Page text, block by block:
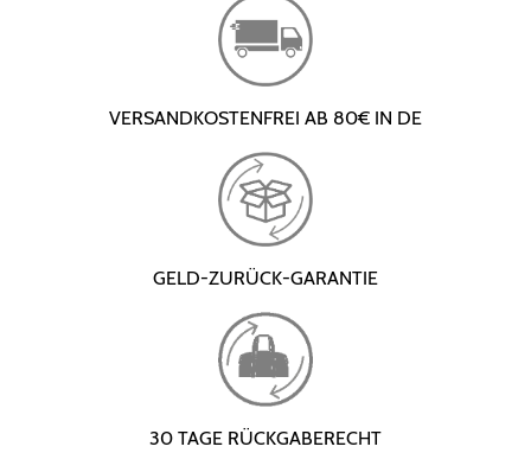
VERSANDKOSTENFREI AB 80€ IN DE
GELD-ZURÜCK-GARANTIE
30 TAGE RÜCKGABERECHT